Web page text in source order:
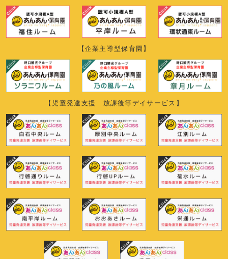
【企業主導型保育園】
【児童発達支援 放課後等デイサービス】